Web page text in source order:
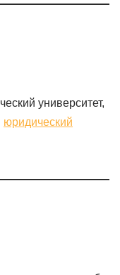
университет,
юридический